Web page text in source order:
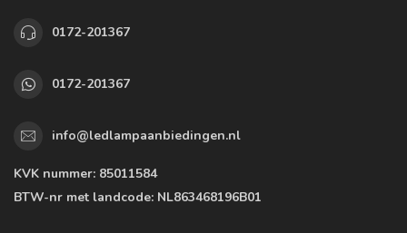
0172-201367
0172-201367
info@ledlampaanbiedingen.nl
KVK nummer: 85011584
BTW-nr met landcode: NL863468196B01